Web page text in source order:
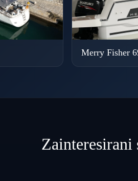
Merry Fisher
Zainteresirani